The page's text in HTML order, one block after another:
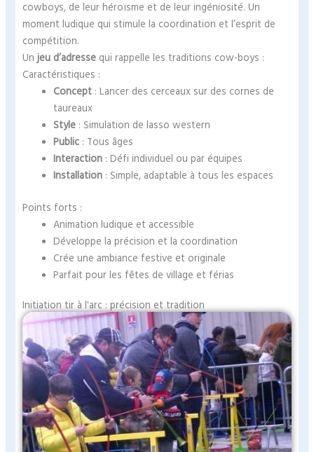
cowboys, de leur héroïsme et de leur ingéniosité. Un
moment ludique qui stimule la coordination et l’esprit de
compétition.
Un jeu d’adresse qui rappelle les traditions cow-boys :
Caractéristiques :
Concept : Lancer des cerceaux sur des cornes de
taureaux
Style : Simulation de lasso western
Public : Tous âges
Interaction : Défi individuel ou par équipes
Installation : Simple, adaptable à tous les espaces
Points forts :
Animation ludique et accessible
Développe la précision et la coordination
Crée une ambiance festive et originale
Parfait pour les fêtes de village et férias
Initiation tir à l'arc : précision et tradition